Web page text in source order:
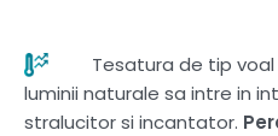
Tesatura de tip
luminii naturale sa intre in
stralucitor si incantator.